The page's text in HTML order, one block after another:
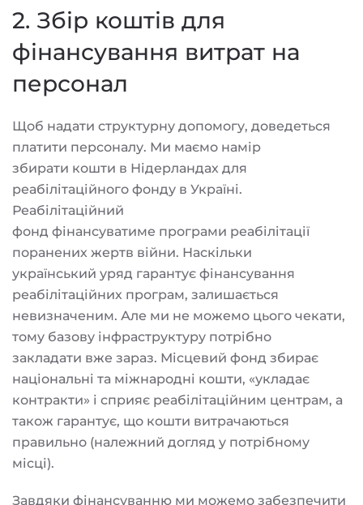
2. Збір коштів для
фінансування витрат на
персонал
Щоб надати структурну допомогу, доведеться
платити персоналу. Ми маємо намір
збирати кошти в Нідерландах для
реабілітаційного фонду в Україні.
Реабілітаційний
фонд фінансуватиме програми реабілітації
поранених жертв війни. Наскільки
український уряд гарантує фінансування
реабілітаційних програм, залишається
невизначеним. Але ми не можемо цього чекати,
тому базову інфраструктуру потрібно
закладати вже зараз. Місцевий фонд збирає
національні та міжнародні кошти, «укладає
контракти» і сприяє реабілітаційним центрам, а
також гарантує, що кошти витрачаються
правильно (належний догляд у потрібному
місці).
Завдяки фінансуванню ми можемо забезпечити